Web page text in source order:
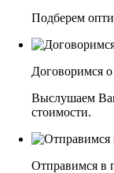
Подберем
Договоримся
Выслушаем
стоимости.
Отправимся в